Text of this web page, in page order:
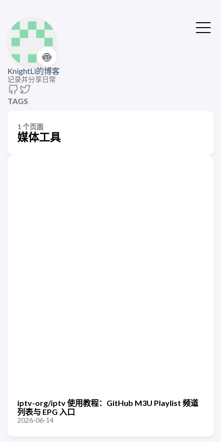
🍥
KnightLi的博客
记录并分享日常
TAGS
1 个页面
媒体工具
iptv-org/iptv 使用教程：GitHub M3U Playlist 频道
列表与 EPG 入口
2026-06-14